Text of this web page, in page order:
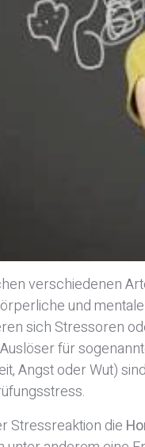
verschiedenen
und
sich Stressoren
für
Angst oder Wut)
Stressreaktion die